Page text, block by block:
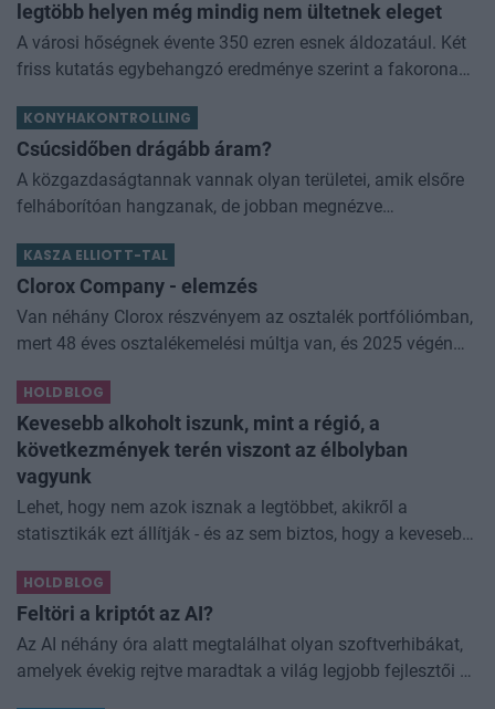
legtöbb helyen még mindig nem ültetnek eleget
A városi hőségnek évente 350 ezren esnek áldozatául. Két
friss kutatás egybehangzó eredménye szerint a fakorona
KONYHAKONTROLLING
Csúcsidőben drágább áram?
A közgazdaságtannak vannak olyan területei, amik elsőre
felháborítóan hangzanak, de jobban megnézve
némi kellemetlenséggel is járnak. Az
KASZA ELLIOTT-TAL
Clorox Company - elemzés
Van néhány Clorox részvényem az osztalék portfóliómban,
mert 48 éves osztalékemelési múltja van, és 2025 végén
dividend king-et. Azt
HOLDBLOG
Kevesebb alkoholt iszunk, mint a régió, a
következmények terén viszont az élbolyban
vagyunk
Lehet, hogy nem azok isznak a legtöbbet, akikről a
statisztikák ezt állítják - és az sem biztos, hogy a kevesebb
Kevesebb alkoholt iszunk
HOLDBLOG
Feltöri a kriptót az AI?
Az AI néhány óra alatt megtalálhat olyan szoftverhibákat,
amelyek évekig rejtve maradtak a világ legjobb fejlesztői és